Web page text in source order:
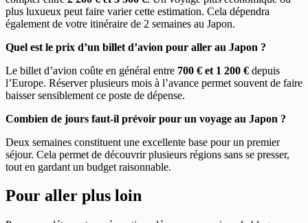
plus luxueux peut faire varier cette estimation. Cela dépendra
également de votre itinéraire de 2 semaines au Japon.
Quel est le prix d’un billet d’avion pour aller au Japon ?
Le billet d’avion coûte en général entre 700 € et 1 200 € depuis
l’Europe. Réserver plusieurs mois à l’avance permet souvent de faire
baisser sensiblement ce poste de dépense.
Combien de jours faut-il prévoir pour un voyage au Japon ?
Deux semaines constituent une excellente base pour un premier
séjour. Cela permet de découvrir plusieurs régions sans se presser,
tout en gardant un budget raisonnable.
Pour aller plus loin